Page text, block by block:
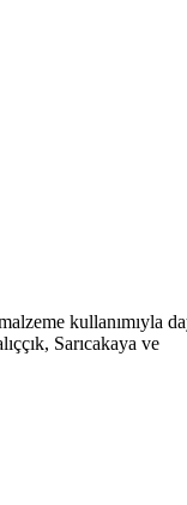
kullanımıyla
Sarıcakaya ve